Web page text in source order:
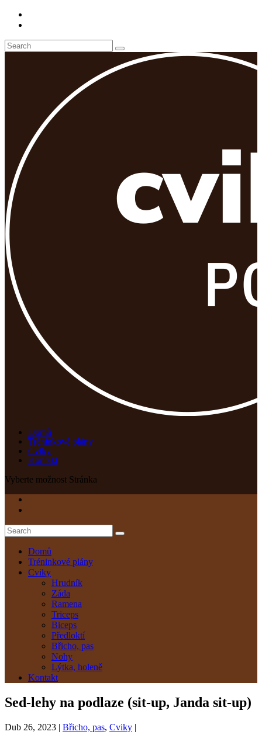
Domů
Tréninkové plány
Cviky
Kontakt
Vyberte možnost Stránka
Domů
Tréninkové plány
Cviky
Hrudník
Záda
Ramena
Triceps
Biceps
Předloktí
Břicho, pas
Nohy
Lýtka, holeně
Kontakt
Sed-lehy na podlaze (sit-up, Janda sit-up)
Dub 26, 2023 | Břicho, pas, Cviky |